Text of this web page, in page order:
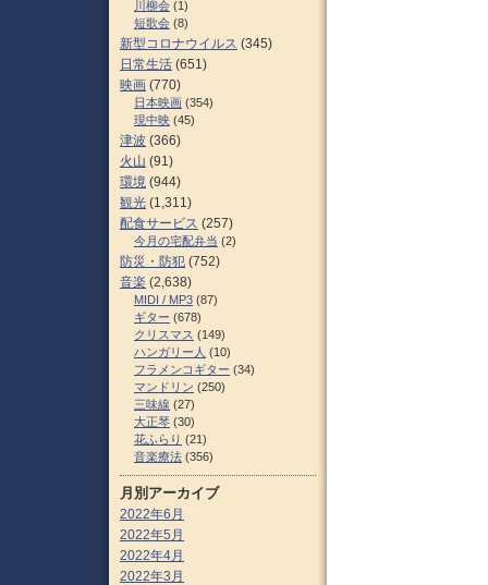
川柳会 (1)
短歌会 (8)
新型コロナウイルス (345)
日常生活 (651)
映画 (770)
日本映画 (354)
現中映 (45)
津波 (366)
火山 (91)
環境 (944)
観光 (1,311)
配食サービス (257)
今月の宅配弁当 (2)
防災・防犯 (752)
音楽 (2,638)
MIDI / MP3 (87)
ギター (678)
クリスマス (149)
ハンガリー人 (10)
フラメンコギター (34)
マンドリン (250)
三味線 (27)
大正琴 (30)
花ふらり (21)
音楽療法 (356)
月別アーカイブ
2022年6月
2022年5月
2022年4月
2022年3月